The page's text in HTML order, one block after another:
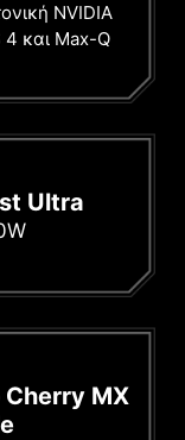
NVIDIA
4 και Max-Q
Ultra
Cherry MX